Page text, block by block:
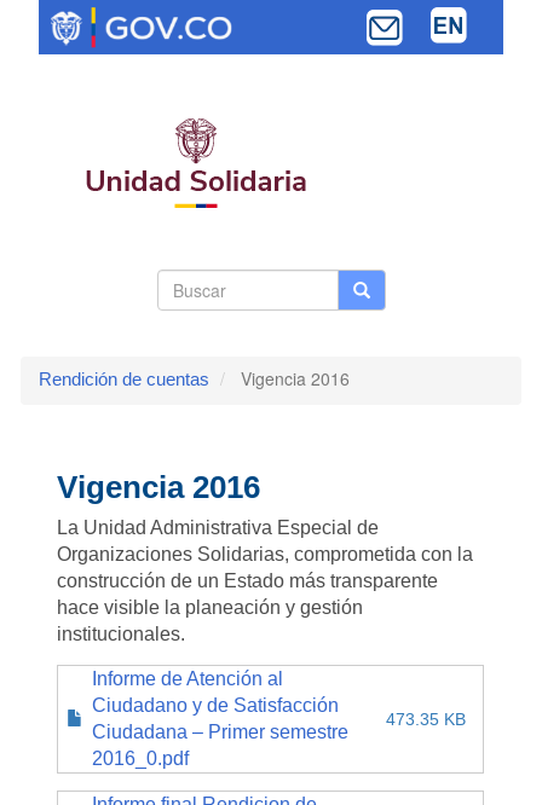
contenido
Buscar Buscar
Rendición de cuentas Vigencia 2016
Vigencia 2016
La Unidad Administrativa Especial de
Organizaciones Solidarias, comprometida con la
construcción de un Estado más transparente
hace visible la planeación y gestión
institucionales.
Informe de Atención al
Ciudadano y de Satisfacción
Ciudadana – Primer semestre
2016_0.pdf
473.35 KB